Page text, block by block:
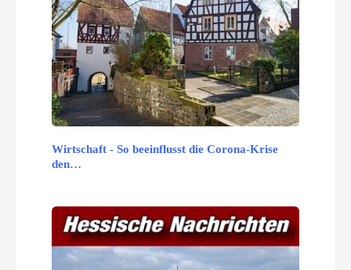
Wirtschaft - So beeinflusst die Corona-Krise
den…